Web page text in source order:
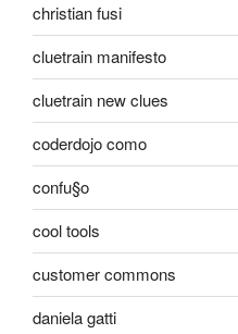
christian fusi
cluetrain manifesto
cluetrain new clues
coderdojo como
confu§o
cool tools
customer commons
daniela gatti